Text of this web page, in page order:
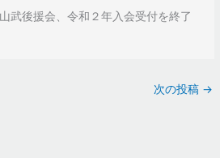
武後援会、令和２年入会受付を終了
次の投稿 →